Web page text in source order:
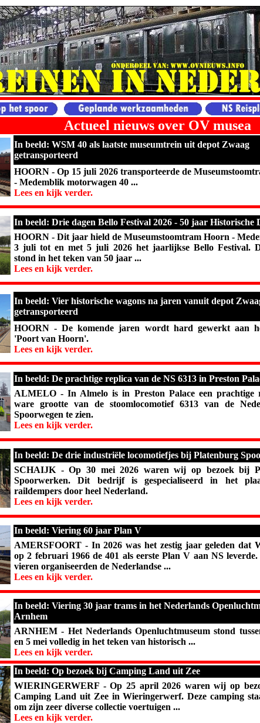
Actueel nieuws over OV musea
In beeld: WSM 40 als laatste museumtrein uit depot Zwaag
getransporteerd
HOORN - Op 15 juli 2026 transporteerde de
- Medemblik motorwagen 40 ...
Lees en kijk verder.
In beeld: Drie dagen Bello Festival 2026 - 50 jaar Historische
HOORN - Dit jaar hield de Museumstoomtram Hoorn -
3 juli tot en met 5 juli 2026 het jaarlijkse Bello Festival.
stond in het teken van 50 jaar ...
Lees en kijk verder.
In beeld: Vier historische wagons na jaren vanuit depot
getransporteerd
HOORN - De komende jaren wordt hard gewerkt aan
'Poort van Hoorn'.
Lees en kijk verder.
In beeld: De prachtige replica van de NS 6313 in Preston
ALMELO - In Almelo is in Preston Palace een prachtige
ware grootte van de stoomlocomotief 6313 van de
Spoorwegen te zien.
Lees en kijk verder.
In beeld: De drie industriële locomotiefjes bij Platenburg
SCHAIJK - Op 30 mei 2026 waren wij op bezoek bij
Spoorwerken. Dit bedrijf is gespecialiseerd in het
raildempers door heel Nederland.
Lees en kijk verder.
In beeld: Viering 60 jaar Plan V
AMERSFOORT - In 2026 was het zestig jaar geleden dat
op 2 februari 1966 de 401 als eerste Plan V aan NS
vieren organiseerden de Nederlandse ...
Lees en kijk verder.
In beeld: Viering 30 jaar trams in het Nederlands
Arnhem
ARNHEM - Het Nederlands Openluchtmuseum stond
en 5 mei volledig in het teken van historisch ...
Lees en kijk verder.
In beeld: Op bezoek bij Camping Land uit Zee
WIERINGERWERF - Op 25 april 2026 waren wij op
Camping Land uit Zee in Wieringerwerf. Deze camping
om zijn zeer diverse collectie voertuigen ...
Lees en kijk verder.